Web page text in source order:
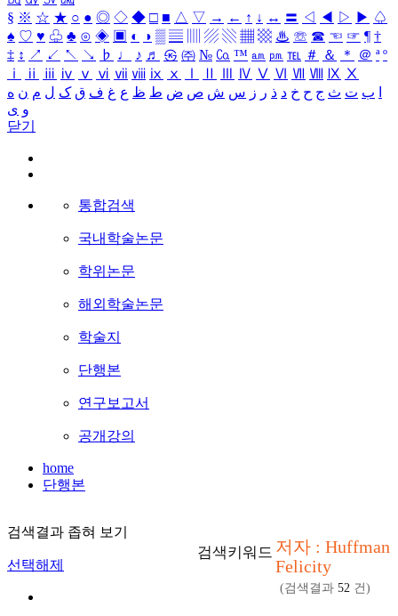
§ ※ ☆ ★ ○ ● ◎ ◇ ◆ □ ■ △ ▽ → ← ↑ ↓ ↔ 〓 ◁ ◀ ▷ ▶ ♤
♠ ♡ ♥ ♧ ♣ ⊙ ◈ ▣ ◐ ◑ ▒ ▤ ▨ ▧ ▦ ▩ ♨ ☏ ☎ ☜ ☞ ¶ †
‡ ↕ ↗ ↙ ↖ ↘ ♭ ♩ ♪ ♬ ㉿ ㈜ № ㏇ ™ ㏂ ㏘ ℡ ＃ ＆ ＊ ＠ ª º
ⅰ
ⅱ ⅲ ⅳ ⅴ ⅵ ⅶ ⅷ ⅸ ⅹ Ⅳ Ⅴ Ⅵ Ⅶ Ⅷ Ⅸ Ⅹ
ب ت ث ج ح خ د ذ ر ز س ش ص ض ط ظ ع غ ف ق ک ل م ن ه
و ی
닫기
통합검색
국내학술논문
학위논문
해외학술논문
학술지
단행본
연구보고서
공개강의
home
단행본
검색결과 좁혀 보기
선택해제
검색키워드 저자 : Huffman
Felicity
(검색결과 52 건)